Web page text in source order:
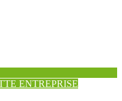
ENTREPRISE